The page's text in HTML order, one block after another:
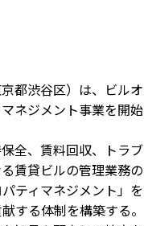
都渋谷区）は、ビルオ
ネジメント事業を開始
全、賃料回収、トラブ
賃貸ビルの管理業務の
ティマネジメント」を
する体制を構築する。